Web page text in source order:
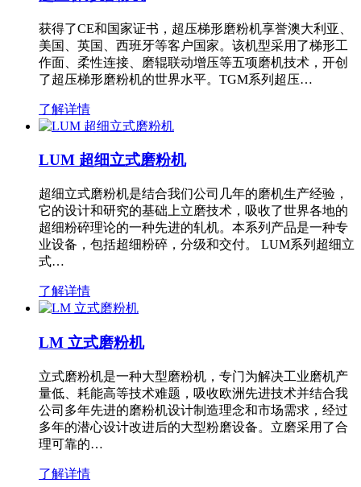
获得了CE和国家证书，超压梯形磨粉机享誉澳大利亚、
美国、英国、西班牙等客户国家。该机型采用了梯形工
作面、柔性连接、磨辊联动增压等五项磨机技术，开创
了超压梯形磨粉机的世界水平。TGM系列超压…
了解详情
LUM 超细立式磨粉机
超细立式磨粉机是结合我们公司几年的磨机生产经验，
它的设计和研究的基础上立磨技术，吸收了世界各地的
超细粉碎理论的一种先进的轧机。本系列产品是一种专
业设备，包括超细粉碎，分级和交付。 LUM系列超细立
式…
了解详情
LM 立式磨粉机
立式磨粉机是一种大型磨粉机，专门为解决工业磨机产
量低、耗能高等技术难题，吸收欧洲先进技术并结合我
公司多年先进的磨粉机设计制造理念和市场需求，经过
多年的潜心设计改进后的大型粉磨设备。立磨采用了合
理可靠的…
了解详情